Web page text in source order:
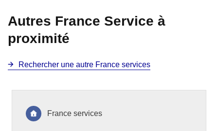
Autres France Service à
proximité
Rechercher une autre France services
France services